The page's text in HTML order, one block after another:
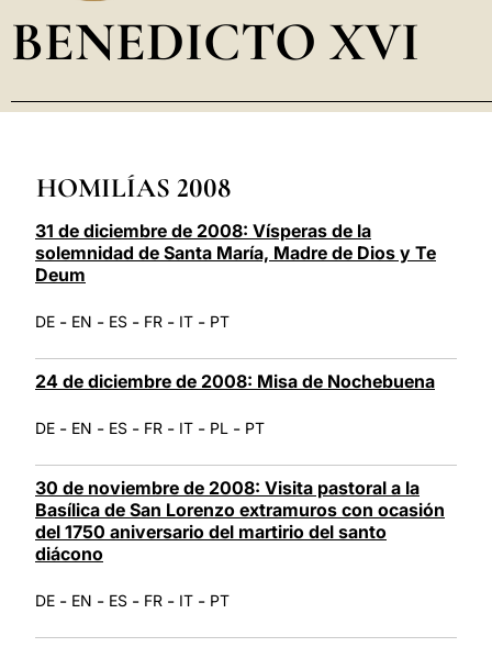
POLSKI
العربيّة
BENEDICTO XVI
HOMILÍAS 2008
31 de diciembre de 2008: Vísperas de la
solemnidad de Santa María, Madre de Dios y Te
Deum
DE - EN - ES - FR - IT - PT
24 de diciembre de 2008: Misa de Nochebuena
DE - EN - ES - FR - IT - PL - PT
30 de noviembre de 2008: Visita pastoral a la
Basílica de San Lorenzo extramuros con ocasión
del 1750 aniversario del martirio del santo
diácono
DE - EN - ES - FR - IT - PT